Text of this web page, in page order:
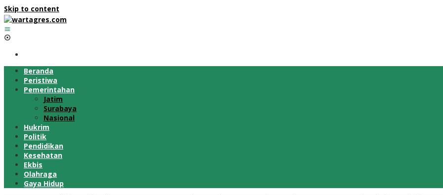
Skip to content
Beranda
Peristiwa
Pemerintahan
Jatim
Surabaya
Nasional
Hukrim
Politik
Pendidikan
Kesehatan
Ekbis
Olahraga
Gaya Hidup